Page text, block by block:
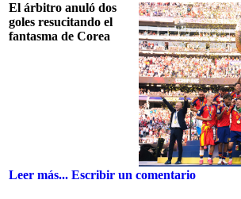
El árbitro anuló dos
goles resucitando el
fantasma de Corea
Leer más... Escribir un comentario